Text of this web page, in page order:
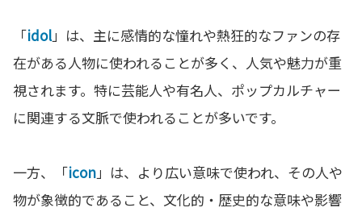
「idol」は、主に感情的な憧れや熱狂的なファンの存
在がある人物に使われることが多く、人気や魅力が重
視されます。特に芸能人や有名人、ポップカルチャー
に関連する文脈で使われることが多いです。
一方、「icon」は、より広い意味で使われ、その人や
物が象徴的であること、文化的・歴史的な意味や影響